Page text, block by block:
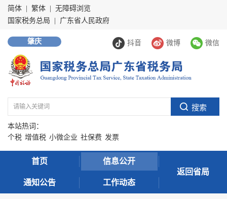
简体 繁体
无障碍浏览
国家税务总局
广东省人民政府
抖音 微博 微信
肇庆
本站热词：
个税 增值税 小微企业 社保费 发票
首页 信息公开
通知公告 工作动态
返回省局